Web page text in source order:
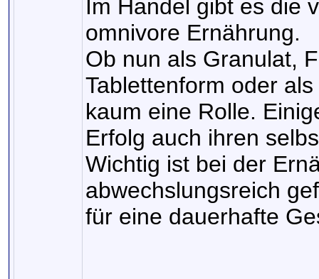
Im Handel gibt es die
omnivore Ernährung.
Ob nun als Granulat,
Tablettenform oder
kaum eine Rolle.
Erfolg auch ihren
Wichtig ist bei der
abwechslungsreich
für eine dauerhafte